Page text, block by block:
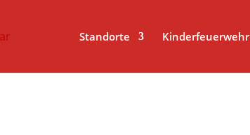
Standorte Kinderfeuerwehr